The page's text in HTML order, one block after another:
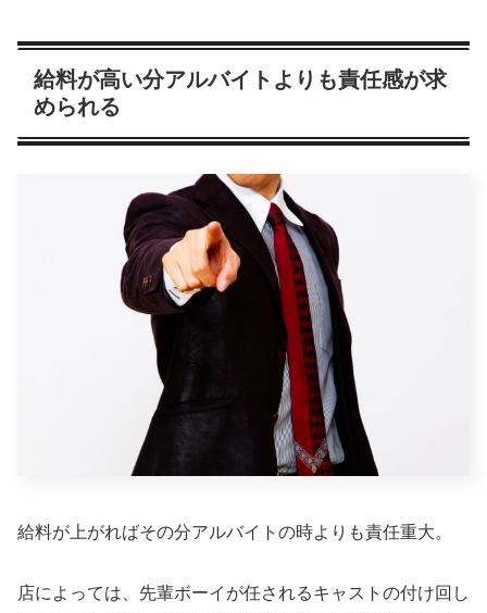
給料が高い分アルバイトよりも責任感が求
められる
給料が上がればその分アルバイトの時よりも責任重大。
店によっては、先輩ボーイが任されるキャストの付け回し